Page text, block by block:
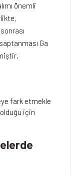
önemli
Ga
fark etmekle
için